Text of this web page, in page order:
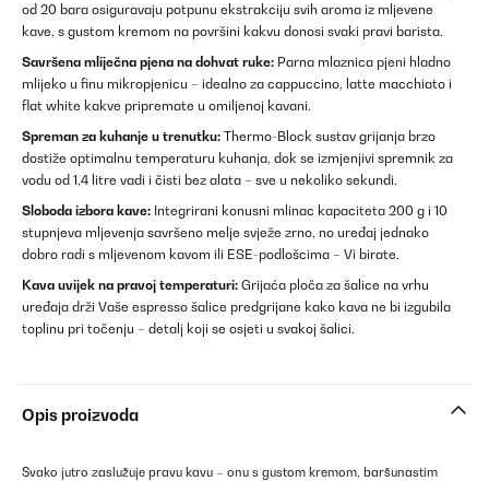
od 20 bara osiguravaju potpunu ekstrakciju svih aroma iz mljevene
kave, s gustom kremom na površini kakvu donosi svaki pravi barista.
Savršena mliječna pjena na dohvat ruke: Parna mlaznica pjeni hladno
mlijeko u finu mikropjenicu – idealno za cappuccino, latte macchiato i
flat white kakve pripremate u omiljenoj kavani.
Spreman za kuhanje u trenutku: Thermo-Block sustav grijanja brzo
dostiže optimalnu temperaturu kuhanja, dok se izmjenjivi spremnik za
vodu od 1,4 litre vadi i čisti bez alata – sve u nekoliko sekundi.
Sloboda izbora kave: Integrirani konusni mlinac kapaciteta 200 g i 10
stupnjeva mljevenja savršeno melje svježe zrno, no uređaj jednako
dobro radi s mljevenom kavom ili ESE-podlošcima – Vi birate.
Kava uvijek na pravoj temperaturi: Grijaća ploča za šalice na vrhu
uređaja drži Vaše espresso šalice predgrijane kako kava ne bi izgubila
toplinu pri točenju – detalj koji se osjeti u svakoj šalici.
Opis proizvoda
Svako jutro zaslužuje pravu kavu – onu s gustom kremom, baršunastim